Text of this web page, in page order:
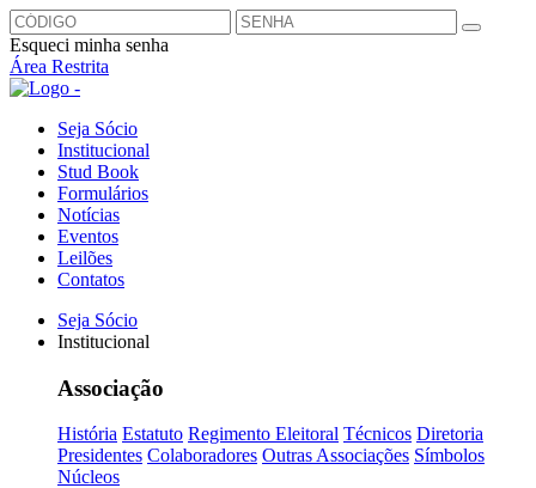
Esqueci minha senha
Área Restrita
Seja Sócio
Institucional
Stud Book
Formulários
Notícias
Eventos
Leilões
Contatos
Seja Sócio
Institucional
Associação
História Estatuto Regimento Eleitoral Técnicos Diretoria
Presidentes Colaboradores Outras Associações Símbolos
Núcleos